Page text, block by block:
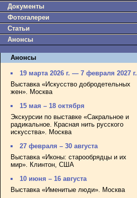
Документы
Фотогалереи
Статьи
Анонсы
Анонсы
19 марта 2026 г. — 7 февраля 2027 г.
Выставка «Искусство добродетельных
жен». Москва
15 мая – 18 октября
Экскурсии по выставке «Сакральное и
радикальное. Красная нить русского
искусства». Москва
27 февраля – 30 августа
Выставка «Иконы: старообрядцы и их
мир». Клинтон, США
10 июня – 16 августа
Выставка «Именитые люди». Москва